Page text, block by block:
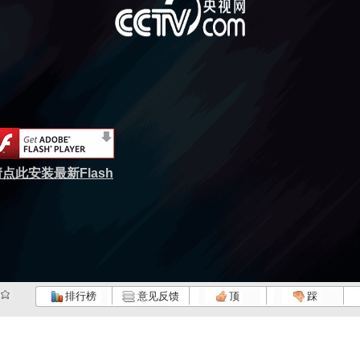
点此安装最新Flash
排行榜 意见反馈 顶 踩